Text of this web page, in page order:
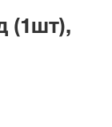
(1шт),